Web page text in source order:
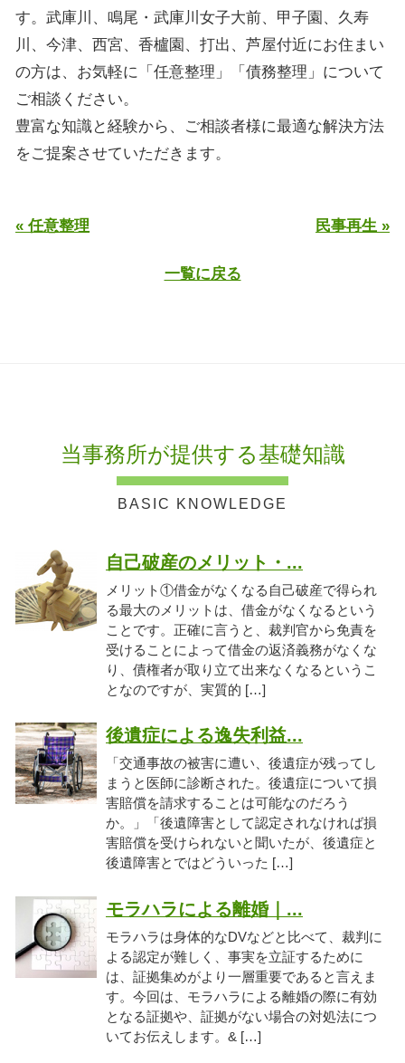
す。武庫川、鳴尾・武庫川女子大前、甲子園、久寿
川、今津、西宮、香櫨園、打出、芦屋付近にお住まい
の方は、お気軽に「任意整理」「債務整理」について
ご相談ください。
豊富な知識と経験から、ご相談者様に最適な解決方法
をご提案させていただきます。
« 任意整理 民事再生 »
一覧に戻る
当事務所が提供する基礎知識
自己破産のメリット・...
メリット①借金がなくなる自己破産で得られ
る最大のメリットは、借金がなくなるという
ことです。正確に言うと、裁判官から免責を
受けることによって借金の返済義務がなくな
り、債権者が取り立て出来なくなるというこ
となのですが、実質的 […]
後遺症による逸失利益...
「交通事故の被害に遭い、後遺症が残ってし
まうと医師に診断された。後遺症について損
害賠償を請求することは可能なのだろう
か。」「後遺障害として認定されなければ損
害賠償を受けられないと聞いたが、後遺症と
後遺障害とではどういった […]
モラハラによる離婚｜...
モラハラは身体的なDVなどと比べて、裁判に
よる認定が難しく、事実を立証するために
は、証拠集めがより一層重要であると言えま
す。今回は、モラハラによる離婚の際に有効
となる証拠や、証拠がない場合の対処法につ
いてお伝えします。& […]